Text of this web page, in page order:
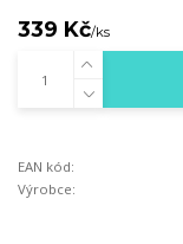
339 Kč/ks
EAN kód:
Výrobce: